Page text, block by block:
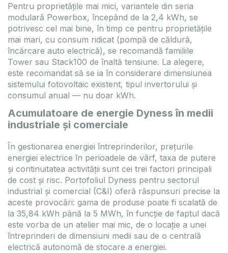
Pentru proprietățile mai mici, variantele din seria
modulară Powerbox, începând de la 2,4 kWh, se
potrivesc cel mai bine, în timp ce pentru proprietățile
mai mari, cu consum ridicat (pompă de căldură,
încărcare auto electrică), se recomandă familiile
Tower sau Stack100 de înaltă tensiune. La alegere,
este recomandat să se ia în considerare dimensiunea
sistemului fotovoltaic existent, tipul invertorului și
consumul anual — nu doar kWh.
Acumulatoare de energie Dyness în medii
industriale și comerciale
În gestionarea energiei întreprinderilor, prețurile
energiei electrice în perioadele de vârf, taxa de putere
și continuitatea activității sunt cei trei factori principali
de cost și risc. Portofoliul Dyness pentru sectorul
industrial și comercial (C&I) oferă răspunsuri precise la
aceste provocări: gama de produse poate fi scalată de
la 35,84 kWh până la 5 MWh, în funcție de faptul dacă
este vorba de un atelier mai mic, de o locație a unei
întreprinderi de dimensiuni medii sau de o centrală
electrică autonomă de stocare a energiei.